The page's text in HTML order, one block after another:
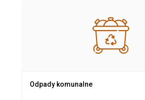
Odpady komunalne